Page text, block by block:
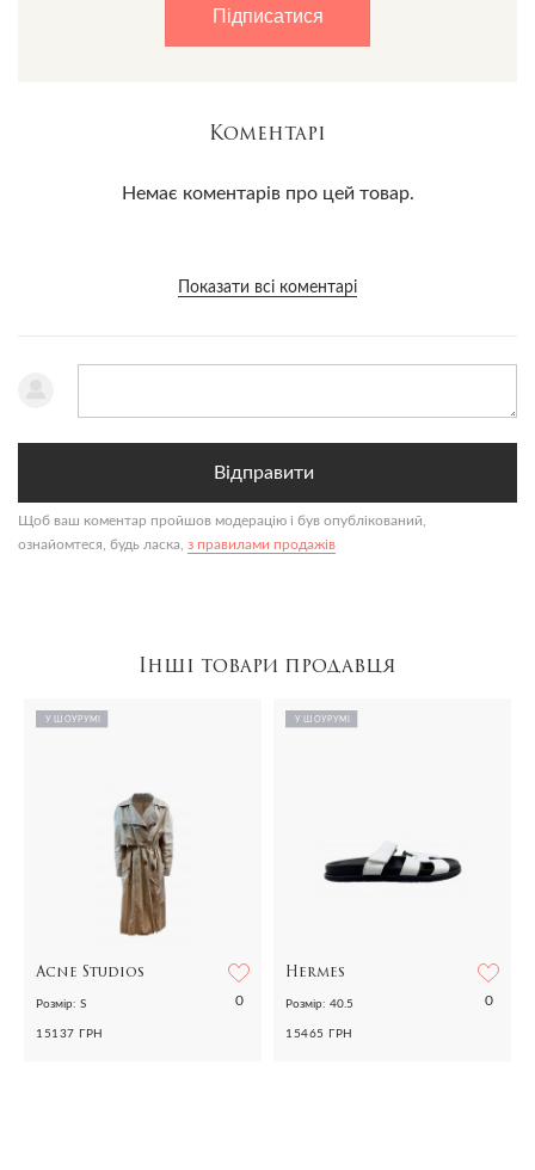
Hunters не несе відповідальність за затримку товару на
кордоні. Митні збори НЕ включені у вартість при
міжнародній доставці і оплачуються одержувачем відповідно
Підписатися
Коментарі
Немає коментарів про цей товар.
Показати всі коментарі
Відправити
Щоб ваш коментар пройшов модерацію і був опублікований,
ознайомтеся, будь ласка, з правилами продажів
Інші товари продавця
У ШОУРУМІ
Acne Studios
0
Розмір: S
15137 ГРН
У ШОУРУМІ
Hermes
0
Розмір: 40.5
15465 ГРН